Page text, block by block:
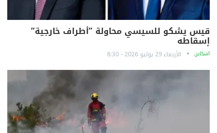
قيس يشكو للسيسي محاولة ”أطراف خارجية”
إسقاطه
آشكاين الأربعاء 29 يوليو 2026 - 8:30